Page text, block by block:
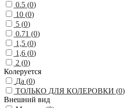
0.5 (0)
10 (0)
5 (0)
0.71 (0)
1,5 (0)
1,6 (0)
2 (0)
Колеруется
Да (0)
ТОЛЬКО ДЛЯ КОЛЕРОВКИ (0)
Внешний вид